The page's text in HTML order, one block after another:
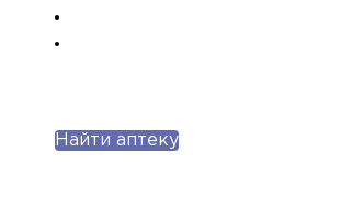
Найти аптеку